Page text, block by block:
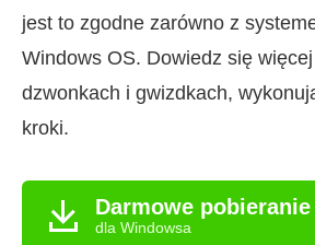
jest to zgodne zarówno z
Windows OS. Dowiedz się
dzwonkach i gwizdkach,
kroki.
Darmowe pobieranie
dla Windowsa